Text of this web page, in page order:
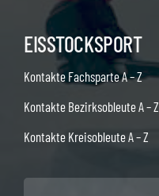
EISSTOCKSPORT
Kontakte Fachsparte A – Z
Kontakte Bezirksobleute A – Z
Kontakte Kreisobleute A – Z